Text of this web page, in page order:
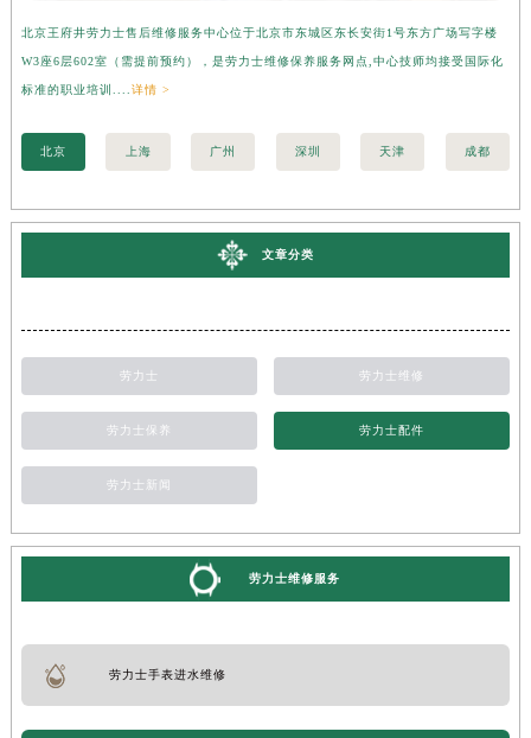
北京王府井劳力士售后维修服务中心位于北京市东城区东长安街1号东方广场写字楼
W3座6层602室（需提前预约），是劳力士维修保养服务网点,中心技师均接受国际化
标准的职业培训.... 详情 >
北京 上海 广州 深圳 天津 成都
文章分类
劳力士 劳力士维修
劳力士保养 劳力士配件
劳力士新闻
劳力士维修服务
劳力士手表进水维修